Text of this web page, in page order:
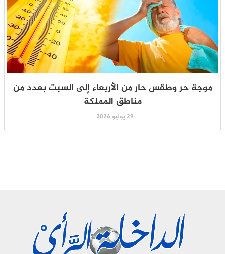
موجة حر وطقس حار من الأربعاء إلى السبت بعدد من
مناطق المملكة
29 يوليو 2026